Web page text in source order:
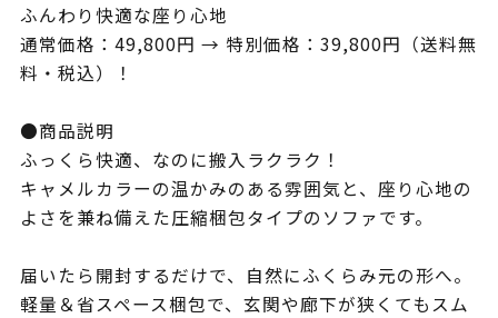
ふんわり快適な座り心地
通常価格：49,800円 → 特別価格：39,800円（送料無
料・税込）！
●商品説明
ふっくら快適、なのに搬入ラクラク！
キャメルカラーの温かみのある雰囲気と、座り心地の
よさを兼ね備えた圧縮梱包タイプのソファです。
届いたら開封するだけで、自然にふくらみ元の形へ。
軽量＆省スペース梱包で、玄関や廊下が狭くてもスム